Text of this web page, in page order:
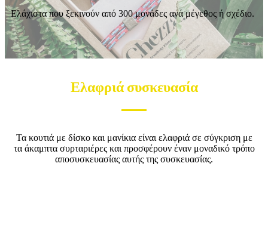
Ελάχιστα που ξεκινούν από 300 μονάδες ανά μέγεθος ή σχέδιο.
Ελαφριά συσκευασία
Τα κουτιά με δίσκο και μανίκια είναι ελαφριά σε σύγκριση με
τα άκαμπτα συρταριέρες και προσφέρουν έναν μοναδικό τρόπο
αποσυσκευασίας αυτής της συσκευασίας.